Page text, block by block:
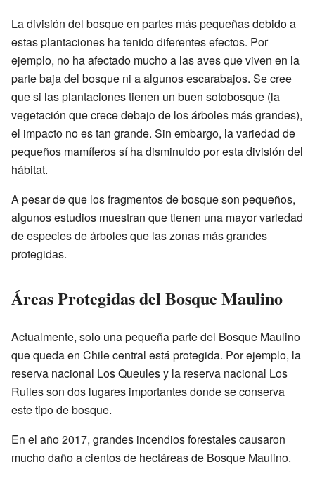
La división del bosque en partes más pequeñas debido a
estas plantaciones ha tenido diferentes efectos. Por
ejemplo, no ha afectado mucho a las aves que viven en la
parte baja del bosque ni a algunos escarabajos. Se cree
que si las plantaciones tienen un buen sotobosque (la
vegetación que crece debajo de los árboles más grandes),
el impacto no es tan grande. Sin embargo, la variedad de
pequeños mamíferos sí ha disminuido por esta división del
hábitat.
A pesar de que los fragmentos de bosque son pequeños,
algunos estudios muestran que tienen una mayor variedad
de especies de árboles que las zonas más grandes
protegidas.
Áreas Protegidas del Bosque Maulino
Actualmente, solo una pequeña parte del Bosque Maulino
que queda en Chile central está protegida. Por ejemplo, la
reserva nacional Los Queules y la reserva nacional Los
Ruiles son dos lugares importantes donde se conserva
este tipo de bosque.
En el año 2017, grandes incendios forestales causaron
mucho daño a cientos de hectáreas de Bosque Maulino.